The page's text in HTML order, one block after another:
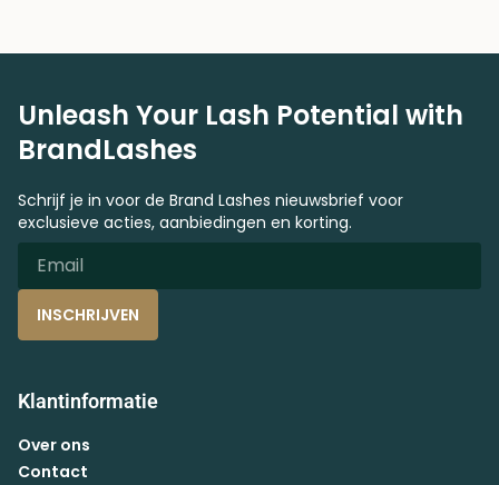
Unleash Your Lash Potential with
BrandLashes
Schrijf je in voor de Brand Lashes nieuwsbrief voor
exclusieve acties, aanbiedingen en korting.
INSCHRIJVEN
Klantinformatie
Over ons
Contact